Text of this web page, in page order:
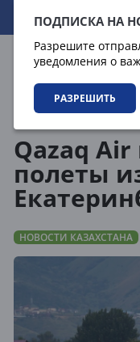
ПОДПИСКА НА
Разрешите
уведомления о
РАЗРЕШИТЬ
06.08.2026 15:26:55
Qazaq
полеты
НОВОСТИ КАЗАХСТАНА